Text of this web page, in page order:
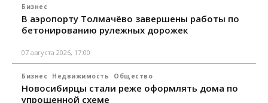
Бизнес
В аэропорту Толмачёво завершены работы по
бетонированию рулежных дорожек
07 августа 2026, 17:00
Бизнес Недвижимость Общество
Новосибирцы стали реже оформлять дома по
упрощенной схеме